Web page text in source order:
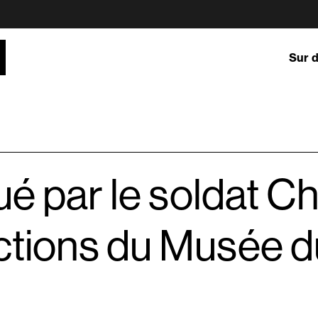
Sur
par le soldat
du Musée